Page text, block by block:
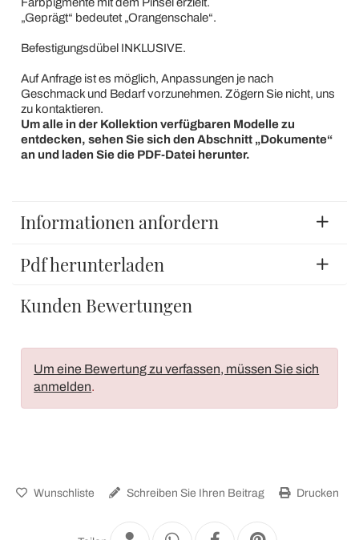
„Geprägt“ bedeutet „Orangenschale“.
Befestigungsdübel INKLUSIVE.
Auf Anfrage ist es möglich, Anpassungen je nach
Geschmack und Bedarf vorzunehmen. Zögern Sie nicht, uns
zu kontaktieren.
Um alle in der Kollektion verfügbaren Modelle zu
entdecken, sehen Sie sich den Abschnitt „Dokumente“
an und laden Sie die PDF-Datei herunter.
Informationen anfordern
Pdf herunterladen
Kunden Bewertungen
Um eine Bewertung zu verfassen, müssen Sie sich
anmelden.
Wunschliste Schreiben Sie Ihren Beitrag Drucken